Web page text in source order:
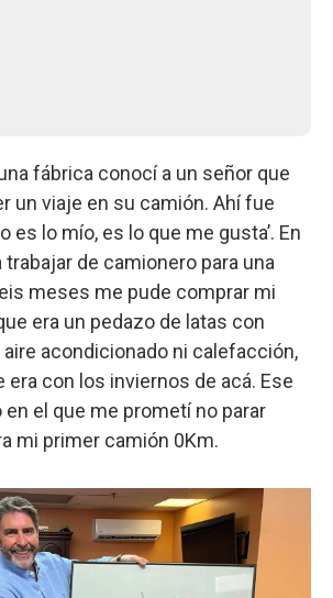
fábrica conocí a un señor que
un viaje en su camión. Ahí fue
es lo mío, es lo que me gusta’. En
de camionero para una
meses me pude comprar mi
era un pedazo de latas con
aire acondicionado ni calefacción,
era con los inviernos de acá. Ese
el que me prometí no parar
mi primer camión 0Km.